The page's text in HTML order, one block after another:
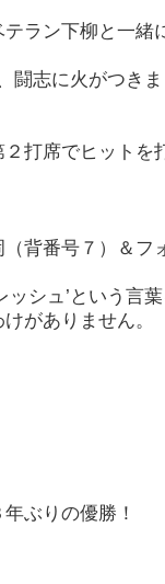
ラン下柳と一緒
闘志に火がつき
打席でヒットを
背番号７）＆フ
ッシュ’という言
がありません。
ぶりの優勝！